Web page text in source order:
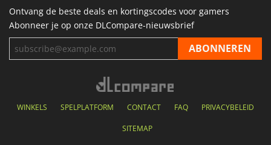
Ontvang de beste deals en kortingscodes voor gamers
Abonneer je op onze DLCompare-nieuwsbrief
WINKELS SPELPLATFORM CONTACT FAQ PRIVACYBELEID
SITEMAP